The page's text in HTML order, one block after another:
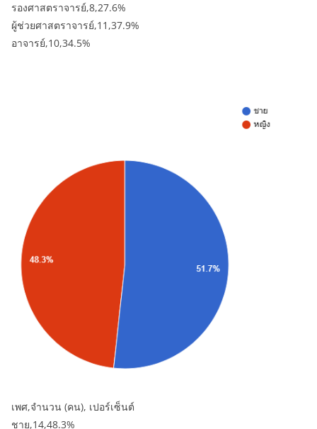
รองศาสตราจารย์,8,27.6%
ผู้ช่วยศาสตราจารย์,11,37.9%
อาจารย์,10,34.5%
เพศ,จำนวน (คน), เปอร์เซ็นต์
ชาย,14,48.3%